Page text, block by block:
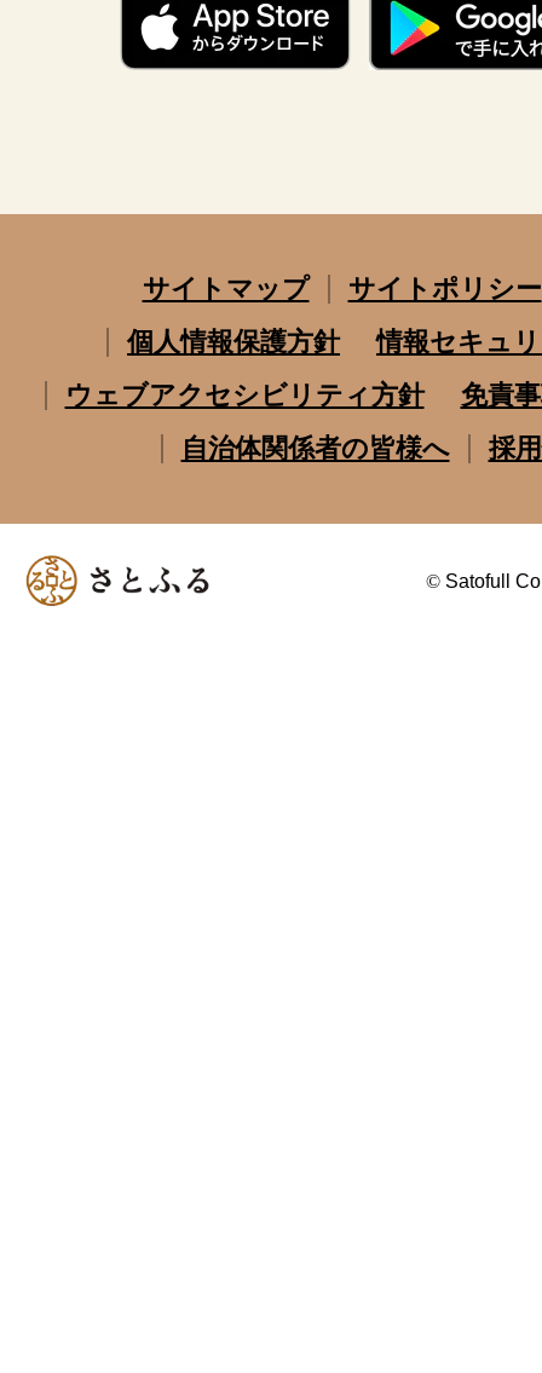
サイトマップ
サイトポリシー
個人情報保護方針
情報セキュ
ウェブアクセシビリティ方針
免責
自治体関係者の皆様へ
採
© Satofull